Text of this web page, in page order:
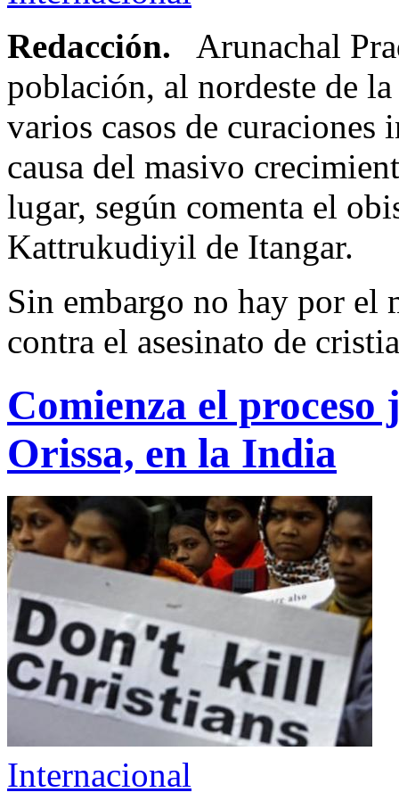
Redacción. Arunachal
población, al nordeste de
varios casos de
causa del masivo
lugar, según comenta el
Kattrukudiyil de Itangar.
Sin embargo no hay por el
contra el asesinato de
Comienza el
Orissa, en la India
Internacional